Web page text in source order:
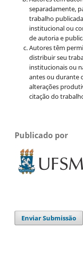
separadamente,
trabalho
institucional ou
de autoria e
Autores têm
distribuir seu
institucionais ou
antes ou durante
alterações
citação do
Publicado por
Enviar Submissão